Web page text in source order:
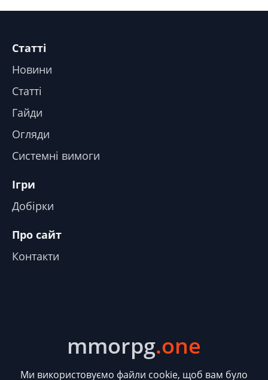
Статті
Новини
Статті
Гайди
Огляди
Системні вимоги
Ігри
Добірки
Про сайт
Контакти
mmorpg.one
Ми використовуємо файли cookie, щоб вам було